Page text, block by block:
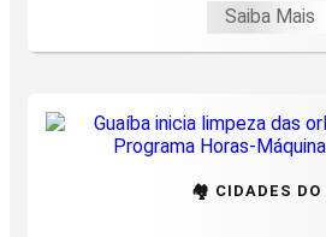
Saiba Mais
🏘️ CIDADES DO